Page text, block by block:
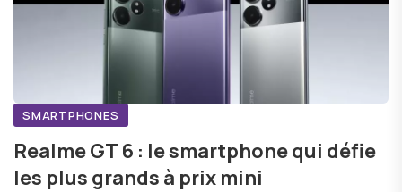
SMARTPHONES
Realme GT 6 : le smartphone qui défie
les plus grands à prix mini